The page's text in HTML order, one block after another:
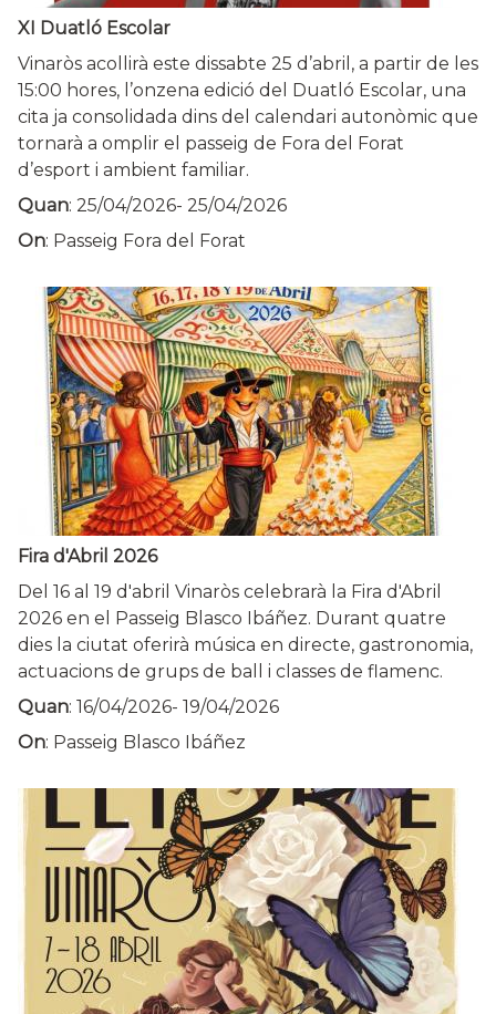
XI Duatló Escolar
Vinaròs acollirà este dissabte 25 d’abril, a partir de les
15:00 hores, l’onzena edició del Duatló Escolar, una
cita ja consolidada dins del calendari autonòmic que
tornarà a omplir el passeig de Fora del Forat
d’esport i ambient familiar.
Quan: 25/04/2026- 25/04/2026
On: Passeig Fora del Forat
Fira d'Abril 2026
Del 16 al 19 d'abril Vinaròs celebrarà la Fira d'Abril
2026 en el Passeig Blasco Ibáñez. Durant quatre
dies la ciutat oferirà música en directe, gastronomia,
actuacions de grups de ball i classes de flamenc.
Quan: 16/04/2026- 19/04/2026
On: Passeig Blasco Ibáñez